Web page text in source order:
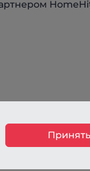
Принять